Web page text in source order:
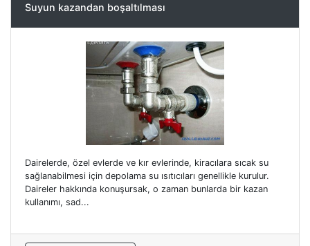
Suyun kazandan boşaltılması
Dairelerde, özel evlerde ve kır evlerinde, kiracılara sıcak su
sağlanabilmesi için depolama su ısıtıcıları genellikle kurulur.
Daireler hakkında konuşursak, o zaman bunlarda bir kazan
kullanımı, sad...